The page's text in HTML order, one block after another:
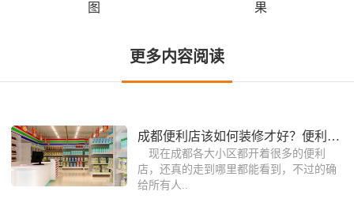
图
果
更多内容阅读
成都便利店该如何装修才好？便利店装修
现在成都各大小区都开着很多的便利
店，还真的走到哪里都能看到，不过的确
给所有人..